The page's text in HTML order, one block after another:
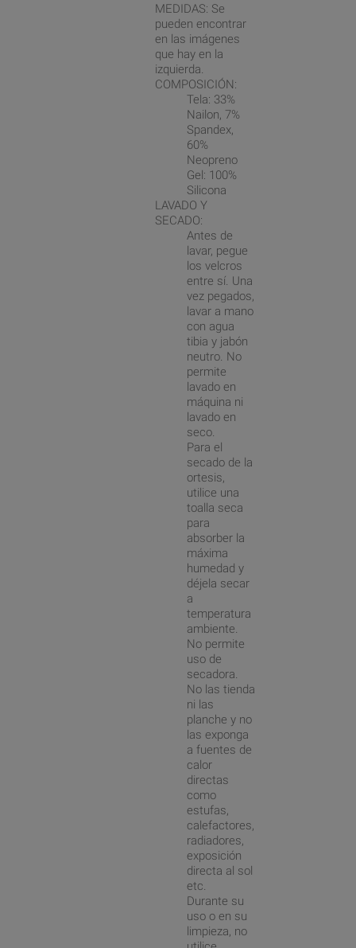
MEDIDAS: Se
pueden encontrar
en las imágenes
que hay en la
izquierda.
COMPOSICIÓN:
Tela: 33%
Nailon, 7%
Spandex,
60%
Neopreno
Gel: 100%
Silicona
LAVADO Y
SECADO:
Antes de
lavar, pegue
los velcros
entre sí. Una
vez pegados,
lavar a mano
con agua
tibia y jabón
neutro. No
permite
lavado en
máquina ni
lavado en
seco.
Para el
secado de la
ortesis,
utilice una
toalla seca
para
absorber la
máxima
humedad y
déjela secar
a
temperatura
ambiente.
No permite
uso de
secadora.
No las tienda
ni las
planche y no
las exponga
a fuentes de
calor
directas
como
estufas,
calefactores,
radiadores,
exposición
directa al sol
etc.
Durante su
uso o en su
limpieza, no